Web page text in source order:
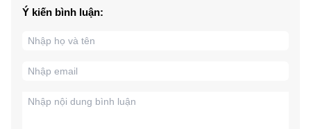
Ý kiến bình luận: